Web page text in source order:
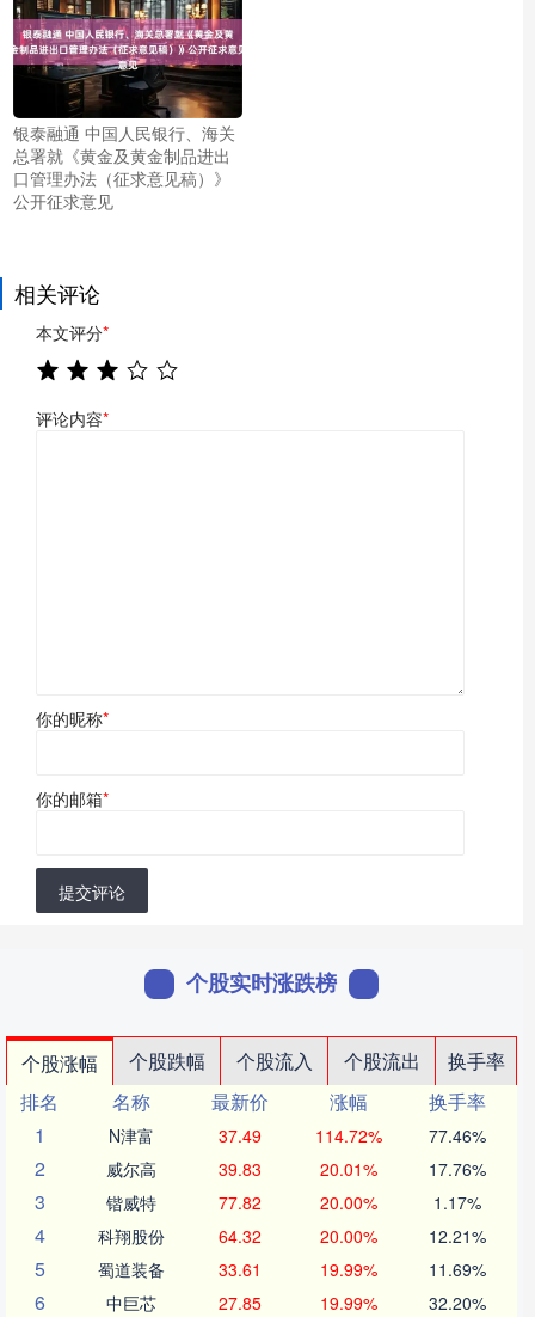
银泰融通 中国人民银行、海关
总署就《黄金及黄金制品进出
口管理办法（征求意见稿）》
公开征求意见
相关评论
本文评分*
评论内容*
你的昵称*
你的邮箱*
提交评论
个股实时涨跌榜
个股涨幅 个股跌幅 个股流入 个股流出
换手率
排名
名称 最新价 涨幅
换手率
1
N津富 37.49 114.72% 77.46%
2 威尔高 39.83 20.01% 17.76%
3 锴威特 77.82 20.00% 1.17%
4 科翔股份 64.32 20.00% 12.21%
5 蜀道装备 33.61 19.99% 11.69%
6 中巨芯 27.85 19.99% 32.20%